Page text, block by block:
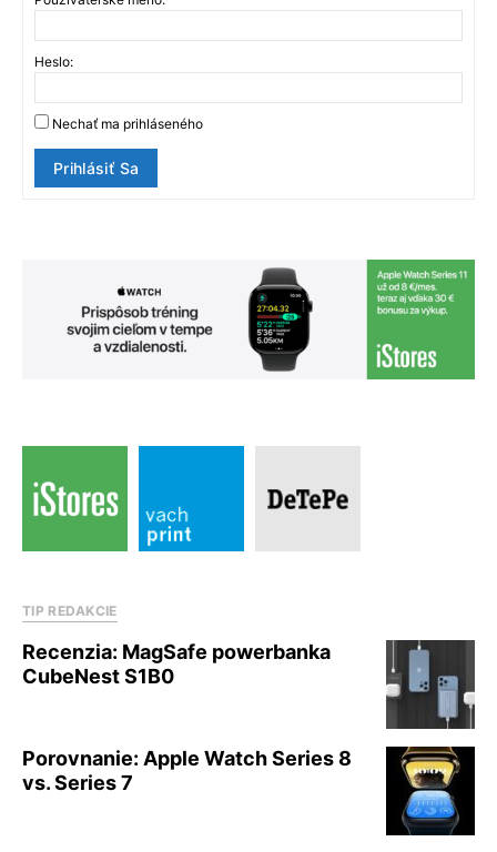
Heslo:
Nechať ma prihláseného
Prihlásiť Sa
TIP REDAKCIE
Recenzia: MagSafe powerbanka
CubeNest S1B0
Porovnanie: Apple Watch Series 8
vs. Series 7